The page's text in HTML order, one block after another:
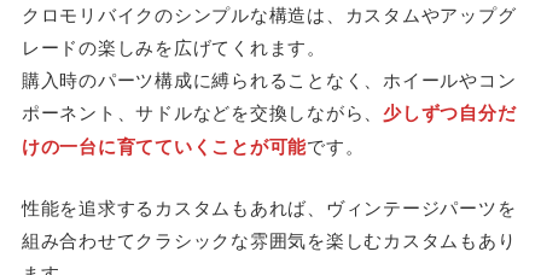
クロモリバイクのシンプルな構造は、カスタムやアップグ
レードの楽しみを広げてくれます。
購入時のパーツ構成に縛られることなく、ホイールやコン
ポーネント、サドルなどを交換しながら、少しずつ自分だ
けの一台に育てていくことが可能です。
性能を追求するカスタムもあれば、ヴィンテージパーツを
組み合わせてクラシックな雰囲気を楽しむカスタムもあり